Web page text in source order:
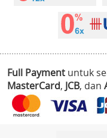
Full Payment untuk
MasterCard, JCB, dan